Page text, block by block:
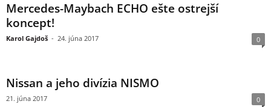
Mercedes-Maybach ECHO ešte ostrejší
koncept!
Karol Gajdoš - 24. júna 2017 0
Nissan a jeho divízia NISMO
21. júna 2017 0